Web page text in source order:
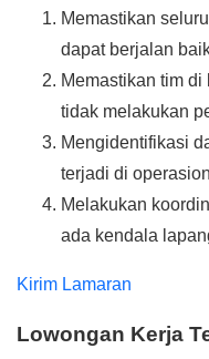
Memastikan
dapat berjalan
Memastikan tim
tidak melakukan
Mengidentifikasi
terjadi di
Melakukan
ada kendala
Kirim Lamaran
Lowongan Kerja